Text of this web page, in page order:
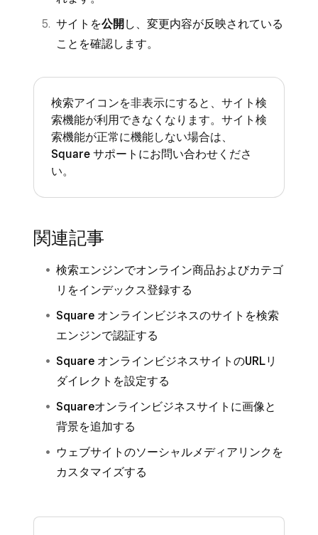
サイトを公開 し、変更内容が反映されている
ことを確認します。
検索アイコンを非表示にすると、サイト検
索機能が利用できなくなります。サイト検
索機能が正常に機能しない場合は、
Square サポートにお問い合わせ くださ
い。
関連記事
検索エンジンでオンライン商品およびカテゴ
リをインデックス登録する
Square オンラインビジネスのサイトを検索
エンジンで認証する
Square オンラインビジネスサイトのURLリ
ダイレクトを設定する
Squareオンラインビジネスサイトに画像と
背景を追加する
ウェブサイトのソーシャルメディアリンクを
カスタマイズする